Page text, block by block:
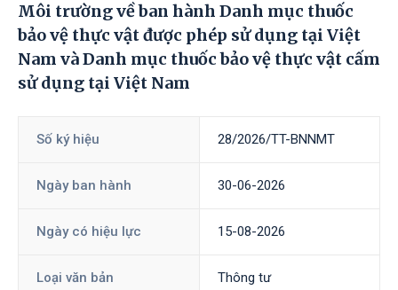
Môi trường về ban hành Danh mục thuốc
bảo vệ thực vật được phép sử dụng tại Việt
Nam và Danh mục thuốc bảo vệ thực vật cấm
sử dụng tại Việt Nam
Số ký hiệu 28/2026/TT-BNNMT
Ngày ban hành 30-06-2026
Ngày có hiệu lực 15-08-2026
Loại văn bản Thông tư